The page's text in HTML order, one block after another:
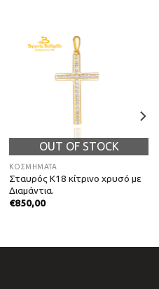
OUT OF STOCK
ΚΟΣΜΗΜΑΤΑ
Σταυρός Κ18 κίτρινο χρυσό με
Διαμάντια.
€850,00